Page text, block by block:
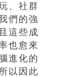
、社群
們的強
這些成
也愈來
進化的
以因此